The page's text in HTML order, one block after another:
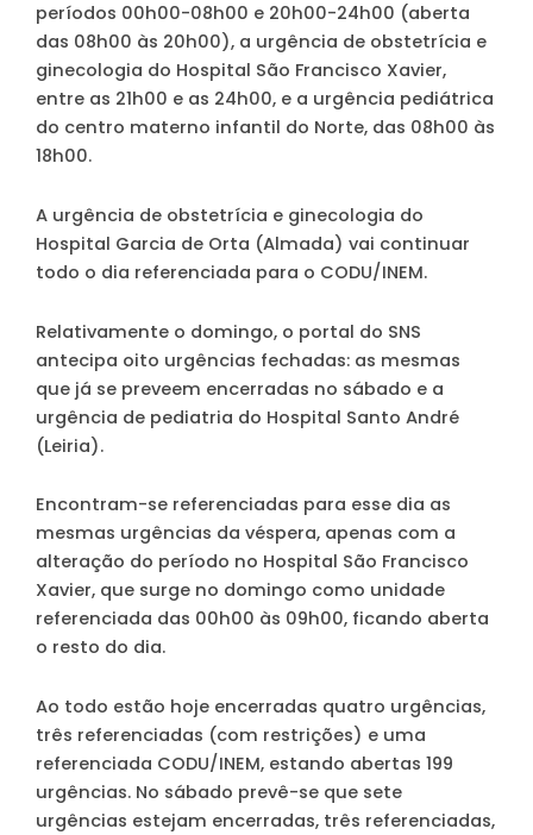
períodos 00h00-08h00 e 20h00-24h00 (aberta
das 08h00 às 20h00), a urgência de obstetrícia e
ginecologia do Hospital São Francisco Xavier,
entre as 21h00 e as 24h00, e a urgência pediátrica
do centro materno infantil do Norte, das 08h00 às
18h00.
A urgência de obstetrícia e ginecologia do
Hospital Garcia de Orta (Almada) vai continuar
todo o dia referenciada para o CODU/INEM.
Relativamente o domingo, o portal do SNS
antecipa oito urgências fechadas: as mesmas
que já se preveem encerradas no sábado e a
urgência de pediatria do Hospital Santo André
(Leiria).
Encontram-se referenciadas para esse dia as
mesmas urgências da véspera, apenas com a
alteração do período no Hospital São Francisco
Xavier, que surge no domingo como unidade
referenciada das 00h00 às 09h00, ficando aberta
o resto do dia.
Ao todo estão hoje encerradas quatro urgências,
três referenciadas (com restrições) e uma
referenciada CODU/INEM, estando abertas 199
urgências. No sábado prevê-se que sete
urgências estejam encerradas, três referenciadas,